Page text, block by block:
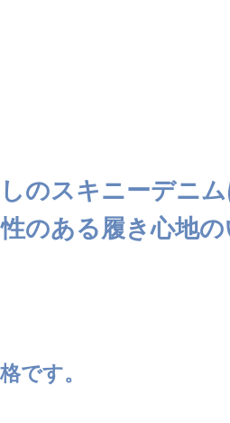
のスキニーデニ
のある履き心地
です。